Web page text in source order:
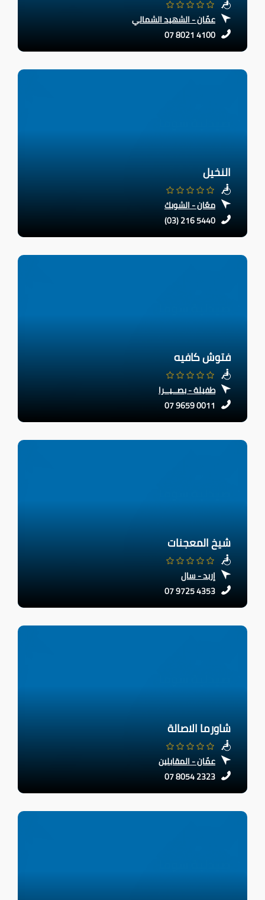
عمّان - الشهيد الشمالي
07 8021 4100
النخيل
معّان - الشوبك
(03) 216 5440
فتوش كافيه
طفيلة - بصــيــرا
07 9659 0011
إربد - سال
07 9725 4353
شاورما الاصالة
عمّان - المقابلين
07 8054 2323